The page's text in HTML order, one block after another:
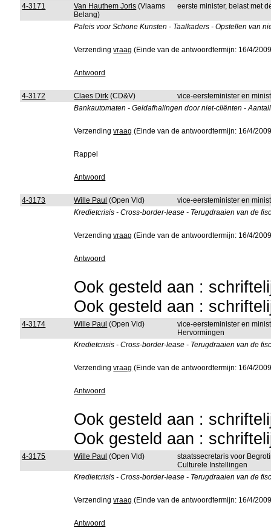
4-3171 Van Hauthem Joris (Vlaams
Belang)
eerste minister, belast met
Paleis voor Schone Kunsten - Taalkaders - Opstellen van
Verzendingvraag (Einde van de antwoordtermijn: 16/4/
Antwoord
4-3172 Claes Dirk (CD&V)
vice-eersteminister en
Bankautomaten - Geldafhalingen door niet-cliënten -
Verzendingvraag (Einde van de antwoordtermijn: 16/4/
Rappel
Antwoord
4-3173 Wille Paul (Open Vld)
vice-eersteminister en
Kredietcrisis - Cross-border-lease - Terugdraaien van de
Verzendingvraag (Einde van de antwoordtermijn: 16/4/
Antwoord
Ook gesteld aan :
Ook gesteld aan :
4-3174 Wille Paul (Open Vld)
vice-eersteminister en
Hervormingen
Kredietcrisis - Cross-border-lease - Terugdraaien van de
Verzendingvraag (Einde van de antwoordtermijn: 16/4/
Antwoord
Ook gesteld aan :
Ook gesteld aan :
4-3175 Wille Paul (Open Vld)
staatssecretaris voor
Culturele Instellingen
Kredietcrisis - Cross-border-lease - Terugdraaien van de
Verzendingvraag (Einde van de antwoordtermijn: 16/4/
Antwoord